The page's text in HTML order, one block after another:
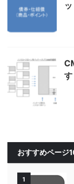
す
おすすめページ
1